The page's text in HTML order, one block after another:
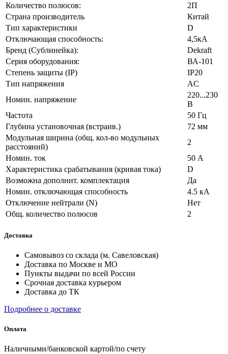
Количество полюсов:
2П
Страна производитель
Китай
Тип характеристики
D
Отключающая способность:
4,5кА
Бренд (Сублинейка):
Dekraft
Серия оборудования:
ВА-101
Степень защиты (IP)
IP20
Тип напряжения
AC
Номин. напряжение
220...230
В
Частота
50 Гц
Глубина установочная (встраив.)
72 мм
Модульная ширина (общ. кол-во модульных
расстояний)
2
Номин. ток
50 А
Характеристика срабатывания (кривая тока)
D
Возможна дополнит. комплектация
Да
Номин. отключающая способность
4.5 кА
Отключение нейтрали (N)
Нет
Общ. количество полюсов
2
Доставка
Самовывоз со склада (м. Савеловская)
Доставка по Москве и МО
Пункты выдачи по всей России
Срочная доставка курьером
Доставка до ТК
Подробнее о доставке
Оплата
Наличными/банковской картой/по счету